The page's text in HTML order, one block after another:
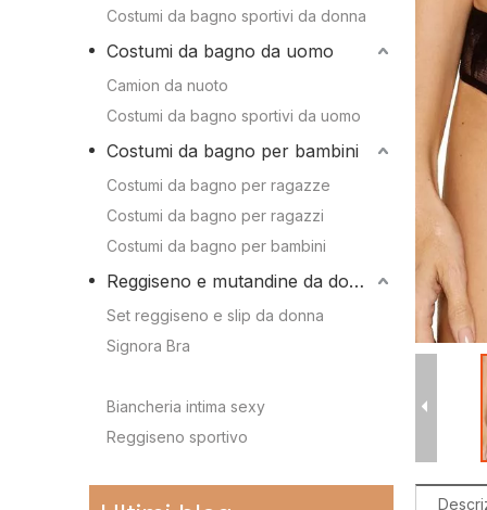
Costumi da bagno da uomo
Camion da nuoto
Costumi da bagno per ragazze
Costumi da bagno per bambini
Reggiseno sportivo
Conoscenza
Conoscenza
Costumi da bagno sportivi da donna
Costumi da bagno da uomo
Camion da nuoto
Costumi da bagno sportivi da uomo
Costumi da bagno per bambini
Costumi da bagno per ragazze
Costumi da bagno per ragazzi
Costumi da bagno per bambini
Reggiseno e mutandine da donna
Set reggiseno e slip da donna
Signora Bra
Biancheria intima sexy
Reggiseno sportivo